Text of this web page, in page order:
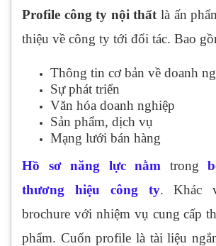
Profile công ty nội thất là ấn
thiệu về công ty tới đối tác. Bao
Thông tin cơ bản về doanh
Sự phát triển
Văn hóa doanh nghiệp
Sản phẩm, dịch vụ
Mạng lưới bán hàng
Hồ sơ năng lực nằm trong
thương hiệu công ty. Khác
brochure với nhiệm vụ cung cấp
phẩm. Cuốn profile là tài liệu